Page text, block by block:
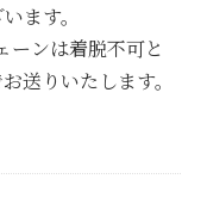
ます。
ンは着脱不可と
送りいたします。